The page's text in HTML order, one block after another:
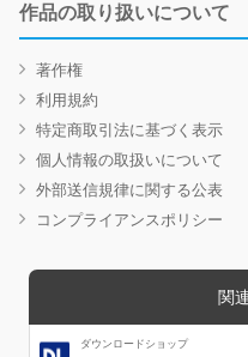
作品の取り扱いについて
著作権
利用規約
特定商取引法に基づく表示
個人情報の取扱いについて
外部送信規律に関する公表
コンプライアンスポリシー
関
ダウンロードショップ